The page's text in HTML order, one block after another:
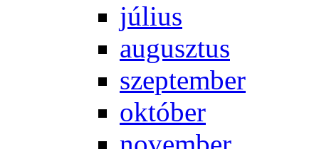
jú­li­us
au­gusz­tus
szep­tem­ber
ok­tó­ber